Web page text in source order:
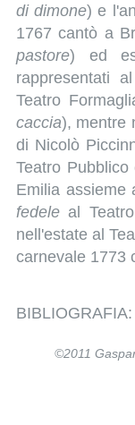
di dimone) e
1767 cantò a
pastore) ed
rappresentati
Teatro
caccia), mentre
di Nicolò
Teatro
Emilia
fedele al
nell'estate al
carnevale 1773
©2011